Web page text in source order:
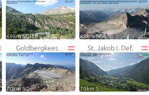
69km SO 69km SO
Goldbergkees
70km SO
St. Jakob i. Def.
70km S